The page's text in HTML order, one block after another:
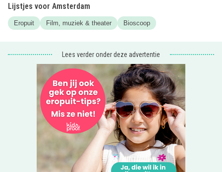
Lijstjes voor Amsterdam
Eropuit Film, muziek & theater Bioscoop
Lees verder onder deze advertentie